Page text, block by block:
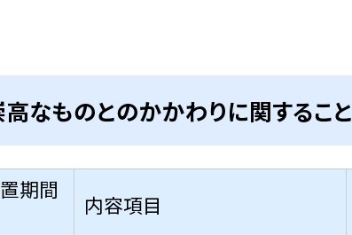
高なものとのかかわりに関すること
期間
内容項目